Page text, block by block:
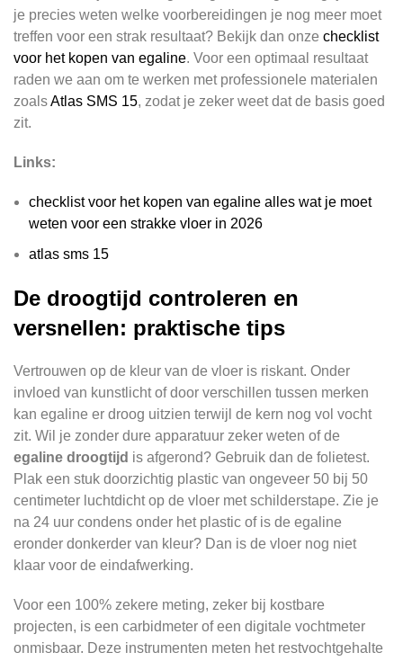
je precies weten welke voorbereidingen je nog meer moet
treffen voor een strak resultaat? Bekijk dan onze checklist
voor het kopen van egaline. Voor een optimaal resultaat
raden we aan om te werken met professionele materialen
zoalsAtlas SMS 15, zodat je zeker weet dat de basis goed
zit.
Links:
checklist voor het kopen van egaline alles wat je moet
weten voor een strakke vloer in 2026
atlas sms 15
De droogtijd controleren en
versnellen: praktische tips
Vertrouwen op de kleur van de vloer is riskant. Onder
invloed van kunstlicht of door verschillen tussen merken
kan egaline er droog uitzien terwijl de kern nog vol vocht
zit. Wil je zonder dure apparatuur zeker weten of de
egaline droogtijd is afgerond? Gebruik dan de folietest.
Plak een stuk doorzichtig plastic van ongeveer 50 bij 50
centimeter luchtdicht op de vloer met schilderstape. Zie je
na 24 uur condens onder het plastic of is de egaline
eronder donkerder van kleur? Dan is de vloer nog niet
klaar voor de eindafwerking.
Voor een 100% zekere meting, zeker bij kostbare
projecten, is een carbidmeter of een digitale vochtmeter
onmisbaar. Deze instrumenten meten het restvochtgehalte